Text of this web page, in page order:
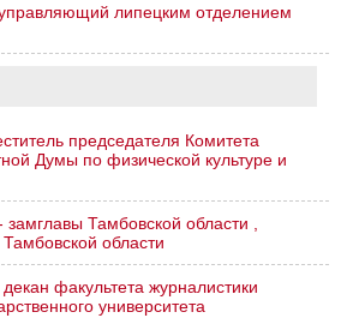
липецким отделением
председателя Комитета
Думы по физической культуре и
Тамбовской области ,
области
факультета журналистики
университета